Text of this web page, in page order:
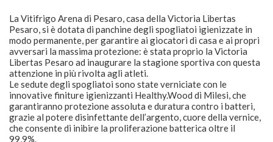
La Vitifrigo Arena di Pesaro, casa della Victoria Libertas
Pesaro, si è dotata di panchine degli spogliatoi igienizzate in
modo permanente, per garantire ai giocatori dì casa e ai propri
avversari la massima protezione: è stata proprio la Victoria
Libertas Pesaro ad inaugurare la stagione sportiva con questa
attenzione in più rivolta agli atleti.
Le sedute degli spogliatoi sono state verniciate con le
innovative finiture igienizzanti Healthy.Wood di Milesi, che
garantiranno protezione assoluta e duratura contro i batteri,
grazie al potere disinfettante dell’argento, cuore della vernice,
che consente di inibire la proliferazione batterica oltre il
99,9%.